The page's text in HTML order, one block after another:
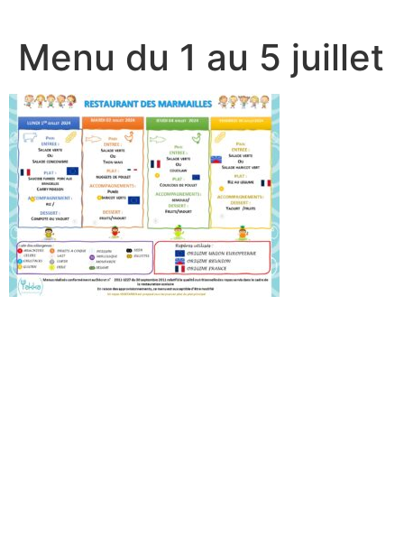
Menu du 1 au 5 juillet